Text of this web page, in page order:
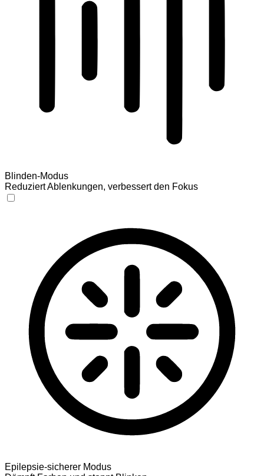
Blinden-Modus
Reduziert Ablenkungen, verbessert den Fokus
Epilepsie-sicherer Modus